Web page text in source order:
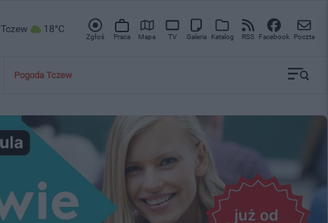
Tczew 18°C
Zgłoś Praca Mapa TV Galeria Katalog RSS Facebook Poczta
Pogoda Tczew